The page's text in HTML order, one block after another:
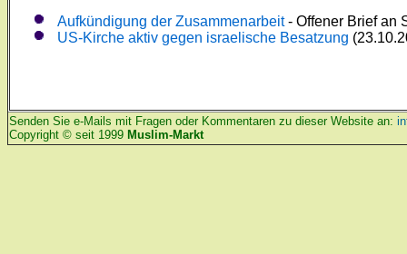
Aufkündigung der Zusammenarbeit- Offener Brief an
US-Kirche aktiv gegen israelische Besatzung
Senden Sie e-Mails mit Fragen oder Kommentaren zu dieser Website an:
Copyright © seit 1999 Muslim-Markt